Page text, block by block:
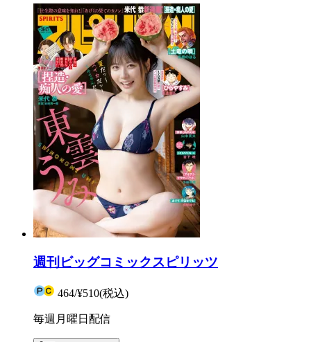
週刊ビッグコミックスピリッツ
464/¥510(税込)
毎週月曜日配信